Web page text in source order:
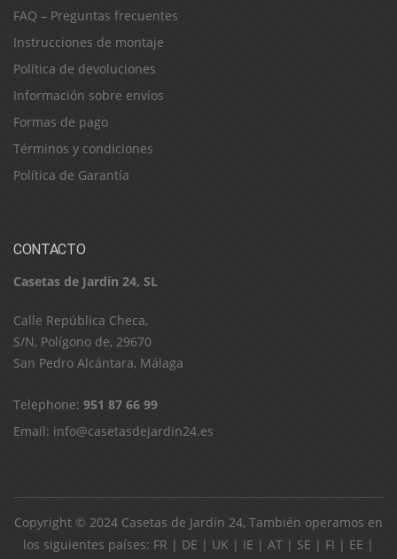
FAQ – Preguntas frecuentes
Instrucciones de montaje
Política de devoluciones
Información sobre envíos
Formas de pago
Términos y condiciones
Política de Garantía
CONTACTO
Casetas de Jardín 24, SL
C​a​l​l​e​ ​R​e​p​ú​b​l​i​c​a​ ​C​h​e​c​a​,​ ​
S​/​N​,​ ​P​o​l​í​g​o​n​o​ ​d​e​,​ ​2​9​6​7​0​
​S​a​n​ ​P​e​d​r​o​ ​A​l​c​á​n​t​a​r​a​,​ ​M​á​l​a​g​a
Telephone: 951 87 66 99
Email: info@casetasdejardin24.es
Copyright © 2024 Casetas de Jardín 24, También operamos en
los siguientes países: FR | DE | UK | IE | AT | SE | FI | EE |